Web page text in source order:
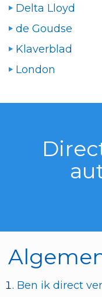
Delta Lloyd
de Goudse
Klaverblad
London
Ben ik direct